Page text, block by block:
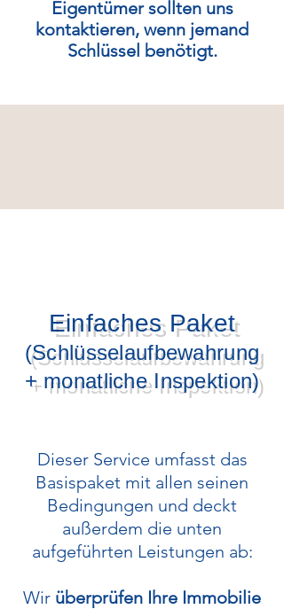
Eigentümer sollten uns
kontaktieren, wenn jemand
Schlüssel benötigt.
Einfaches Paket
(Schlüsselaufbewahrung
+ monatliche Inspektion)
Dieser Service umfasst das
Basispaket mit allen seinen
Bedingungen und deckt
außerdem die unten
aufgeführten Leistungen ab:​
Wir überprüfen Ihre Immobilie